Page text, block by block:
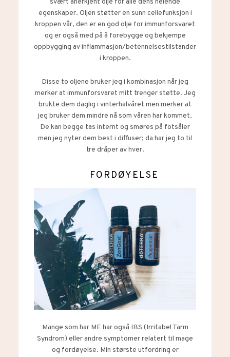
svært anerkjent olje for alle dens helende
egenskaper. Oljen støtter en sunn cellefunksjon i
kroppen vår, den er en god olje for immunforsvaret
og er også med på å forebygge og bekjempe
oppbygging av inflammasjon/betennelsestilstander
i kroppen.
Disse to oljene bruker jeg i kombinasjon når jeg
merker at immunforsvaret mitt trenger støtte. Jeg
brukte dem daglig i vinterhalvåret men merker at
jeg bruker dem mindre nå som våren har kommet.
De kan begge tas internt og smøres på fotsåler
men jeg nyter dem best i diffuser; da har jeg to til
tre dråper av hver.
FORDØYELSE
Mange som har ME har også IBS (Irritabel Tarm
Syndrom) eller andre symptomer relatert til mage
og fordøyelse. Min største utfordring er